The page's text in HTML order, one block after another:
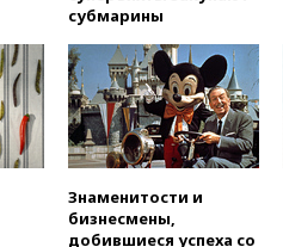
субмарины
Знаменитости и
бизнесмены,
добившиеся успеха со